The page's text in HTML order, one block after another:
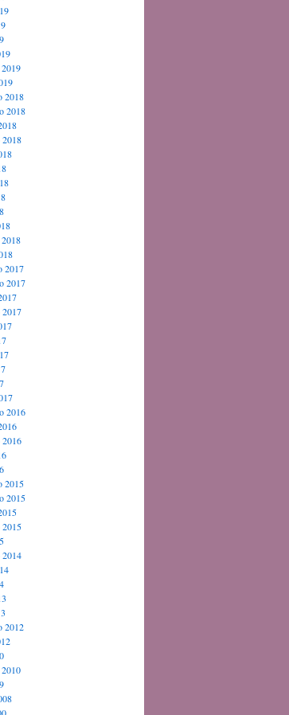
2018
2018
2018
2017
2017
2017
2016
2016
2015
2015
2015
2014
2012